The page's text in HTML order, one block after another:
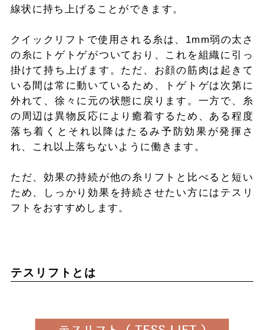
線状に持ち上げることができます。
クイックリフトで使用される糸は、1mm弱の太さ
の糸にトゲトゲがついており、これを組織に引っ
掛けて持ち上げます。ただ、お顔の筋肉は起きて
いる間は常に動いているため、トゲトゲは次第に
外れて、徐々に元の状態に戻ります。一方で、糸
の周辺は異物反応により癒着するため、ある程度
落ち着くとそれ以降はたるみ予防効果が発揮さ
れ、これ以上落ちないように働きます。
ただ、効果の持続が他の糸リフトと比べると短い
ため、しっかり効果を持続させたい方にはテスリ
フトをおすすめします。
テスリフトとは